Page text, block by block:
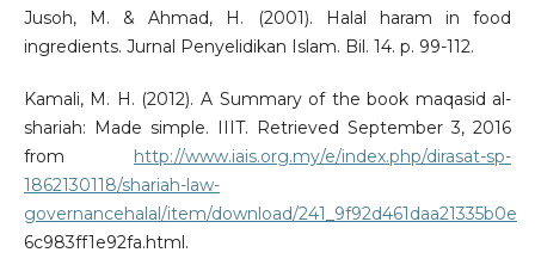
Jusoh, M. & Ahmad, H. (2001). Halal haram in food
ingredients. Jurnal Penyelidikan Islam. Bil. 14. p. 99-112.
Kamali, M. H. (2012). A Summary of the book maqasid al-
shariah: Made simple. IIIT. Retrieved September 3, 2016
from http://www.iais.org.my/e/index.php/dirasat-sp-
1862130118/shariah-law-
governancehalal/item/download/241_9f92d461daa21335b0e
6c983ff1e92fa.html.